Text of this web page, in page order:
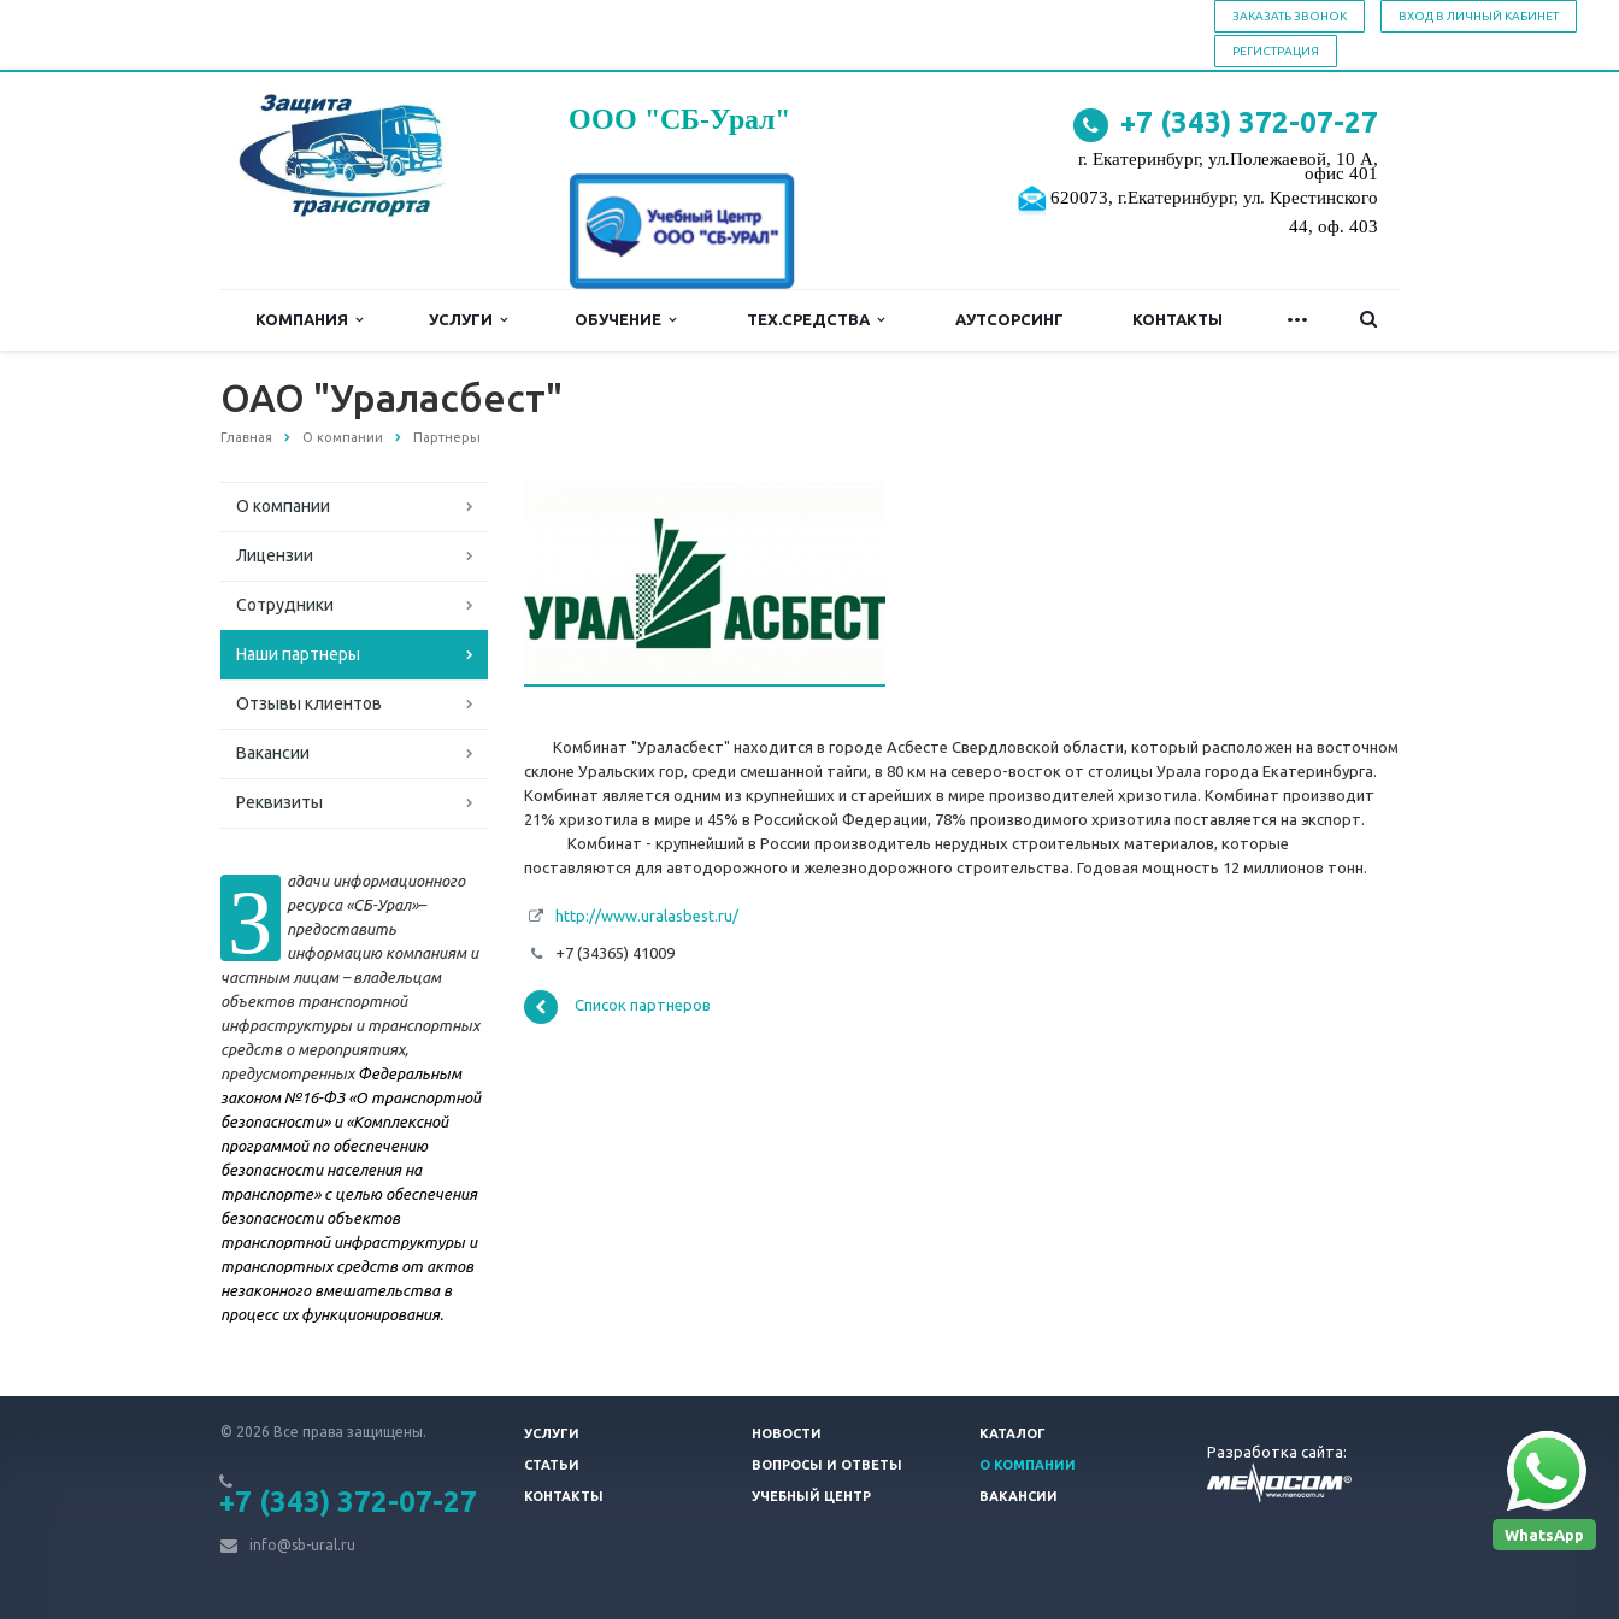
ЗАКАЗАТЬ ЗВОНОК ВХОД В ЛИЧНЫЙ КАБИНЕТ
РЕГИСТРАЦИЯ
ООО "СБ-Урал" +7 (343) 372-07-27
г. Екатеринбург, ул.Полежаевой, 10 А,
офис 401
620073, г.Екатеринбург, ул. Крестинского
44, оф. 403
КОМПАНИЯ УСЛУГИ ОБУЧЕНИЕ ТЕХ.СРЕДСТВА АУТСОРСИНГ КОНТАКТЫ ...
ОАО "Ураласбест"
Главная О компании Партнеры
О компании
Лицензии
Сотрудники
Наши партнеры
Отзывы клиентов
Вакансии
Реквизиты
З
адачи информационного
ресурса «СБ-Урал»–
предоставить
информацию компаниям и
частным лицам – владельцам
объектов транспортной
инфраструктуры и транспортных
средств о мероприятиях,
предусмотренных Федеральным
законом №16-ФЗ «О транспортной
безопасности» и «Комплексной
программой по обеспечению
безопасности населения на
транспорте» с целью обеспечения
безопасности объектов
транспортной инфраструктуры и
транспортных средств от актов
незаконного вмешательства в
процесс их функционирования.
Комбинат "Ураласбест" находится в городе Асбесте Свердловской области, который расположен на восточном
склоне Уральских гор, среди смешанной тайги, в 80 км на северо-восток от столицы Урала города Екатеринбурга.
Комбинат является одним из крупнейших и старейших в мире производителей хризотила. Комбинат производит
21% хризотила в мире и 45% в Российской Федерации, 78% производимого хризотила поставляется на экспорт.
Комбинат - крупнейший в России производитель нерудных строительных материалов, которые
поставляются для автодорожного и железнодорожного строительства. Годовая мощность 12 миллионов тонн.
http://www.uralasbest.ru/
+7 (34365) 41009
Список партнеров
© 2026 Все права защищены.
+7 (343) 372-07-27
info@sb-ural.ru
УСЛУГИ НОВОСТИ КАТАЛОГ
СТАТЬИ ВОПРОСЫ И ОТВЕТЫ О КОМПАНИИ
КОНТАКТЫ УЧЕБНЫЙ ЦЕНТР ВАКАНСИИ
Разработка сайта:
WhatsApp